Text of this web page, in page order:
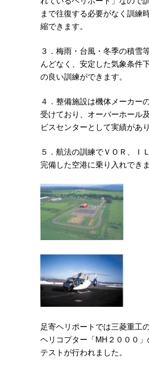
まで往復する必要がなく訓練
縮できます。
３．梅雨・台風・冬季の積雪
んどなく、安定した気象条件
の良い訓練ができます。
４．整備施設は機体メーカー
受けており、オーバーホール
ビスセンターとして実績があ
５．航法の訓練でＶＯＲ、Ｉ
完備した空港に乗り入れできま
足寄ヘリポートでは三菱重工
ヘリコプター「MH２０００」
テストが行われました。